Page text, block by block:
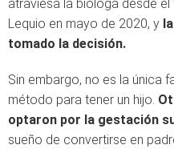
atraviesa la bióloga desde
Lequio en mayo de 2020, y
tomado la decisión.
Sin embargo, no es la única
método para tener un hijo.
optaron por la gestación
sueño de convertirse en